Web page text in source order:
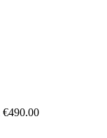
€490.00